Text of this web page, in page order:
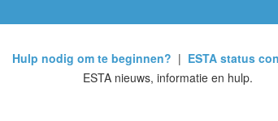
Hulp nodig om te beginnen? | ESTA status
ESTA nieuws, informatie en hulp.